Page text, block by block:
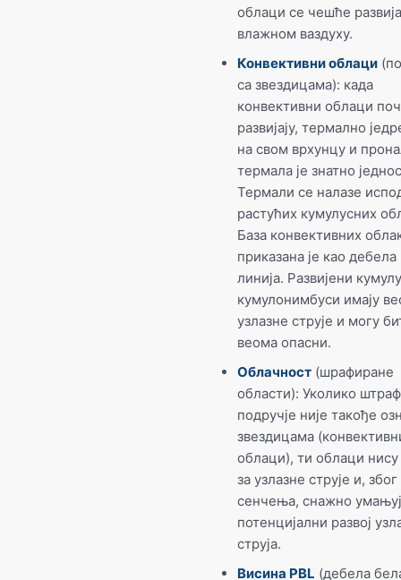
облаци се чешће
влажном ваздуху.
Конвективни облаци
са звездицама): када
конвективни облаци
развијају, термално
на свом врхунцу и
термала је знатно
Термали се налазе
растућих кумулусних
База конвективних
приказана је као
линија. Развијени
кумулонимбуси имају
узлазне струје и могу
веома опасни.
Облачност (шрафиране
области): Уколико
подручје није такође
звездицама
облаци), ти облаци
за узлазне струје и, због
сенчења, снажно
потенцијални развој
струја.
Висина PBL (дебела